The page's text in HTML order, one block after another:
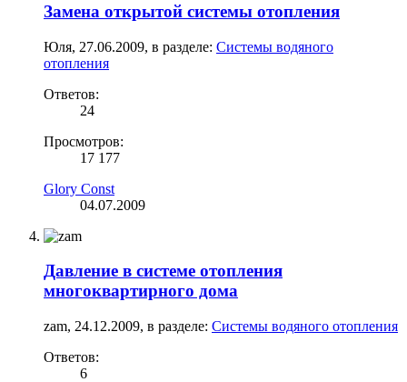
Замена открытой системы отопления
Юля, 27.06.2009, в разделе: Системы водяного
отопления
Ответов:
24
Просмотров:
17 177
Glory Const
04.07.2009
Давление в системе отопления
многоквартирного дома
zam, 24.12.2009, в разделе: Системы водяного отопления
Ответов:
6